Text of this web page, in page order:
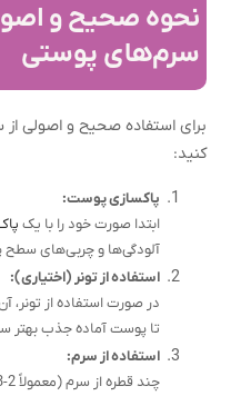
نحوه صحیح و
سرم‌‌های پوستی
برای استفاده صحیح و اصولی از
کنید:
پاکسازی پوست:
ابتدا صورت خود را با یک
آلودگی‌ها و چربی‌های سطح
استفاده از تونر (اختیاری):
در صورت استفاده از تونر،
تا پوست آماده جذب بهتر
استفاده از سرم: